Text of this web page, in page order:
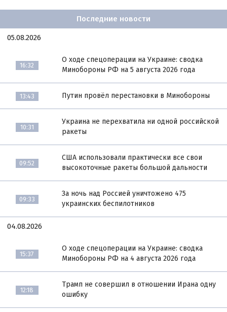
Последние новости
05.08.2026
16:32
О ходе спецоперации на Украине: сводка
Минобороны РФ на 5 августа 2026 года
13:43 Путин провёл перестановки в Минобороны
10:31
Украина не перехватила ни одной российской
ракеты
09:52
США использовали практически все свои
высокоточные ракеты большой дальности
09:33
За ночь над Россией уничтожено 475
украинских беспилотников
04.08.2026
15:37
О ходе спецоперации на Украине: сводка
Минобороны РФ на 4 августа 2026 года
12:18
Трамп не совершил в отношении Ирана одну
ошибку